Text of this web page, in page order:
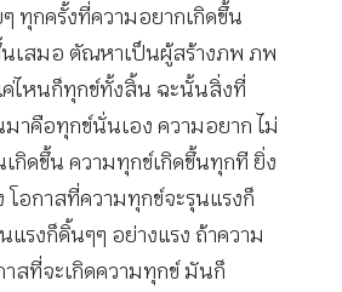
ๆ ทุกครั้งที่ความอยากเกิดขึ้น
นเสมอ ตัณหาเป็นผู้สร้างภพ ภพ
ค่ไหนก็ทุกข์ทั้งสิ้น ฉะนั้นสิ่งที่
าคือทุกข์นั่นเอง ความอยาก ไม่
กิดขึ้น ความทุกข์เกิดขึ้นทุกที ยิ่ง
โอกาสที่ความทุกข์จะรุนแรงก็
แรงก็ดิ้นๆๆ อย่างแรง ถ้าความ
าสที่จะเกิดความทุกข์ มันก็